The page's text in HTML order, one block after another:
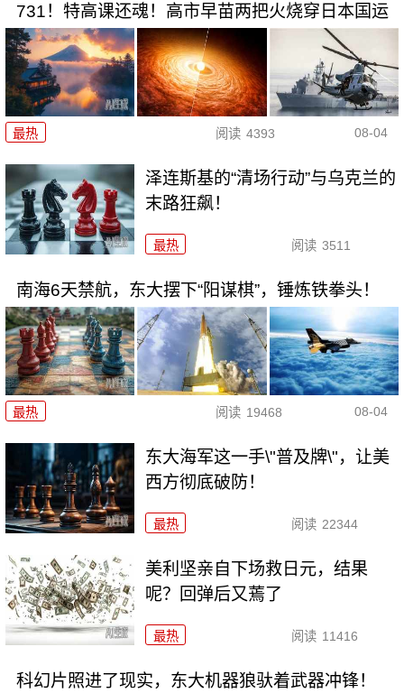
731！特高课还魂！高市早苗两把火烧穿日本国运
最热 阅读 4393 08-04
泽连斯基的“清场行动”与乌克兰的
末路狂飙！
最热 阅读 3511
南海6天禁航，东大摆下“阳谋棋”，锤炼铁拳头！
最热 阅读 19468 08-04
东大海军这一手\"普及牌\"，让美
西方彻底破防！
最热 阅读 22344
美利坚亲自下场救日元，结果
呢？回弹后又蔫了
最热 阅读 11416
科幻片照进了现实，东大机器狼驮着武器冲锋！